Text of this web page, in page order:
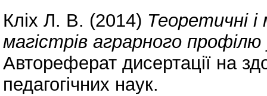
Кліх Л. В. (2014) Теоретичні
магістрів аграрного
Автореферат дисертації на
педагогічних наук.